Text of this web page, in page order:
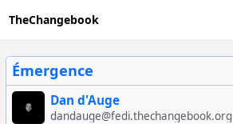
TheChangebook
Émergence
Dan d'Auge
dandauge@fedi.thechangebook.org